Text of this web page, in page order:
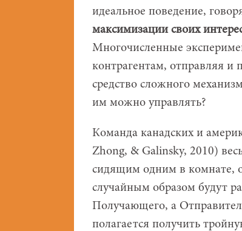
идеальное поведение,
максимизации своих
Многочисленные
контрагентам, отправляя и
средство сложного
им можно управлять?
Команда канадских и
Zhong, & Galinsky, 2010)
сидящим одним в комнате,
случайным образом будут
Получающего, а
полагается получить